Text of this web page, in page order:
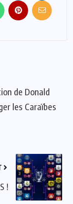
de Donald
les Caraïbes
!